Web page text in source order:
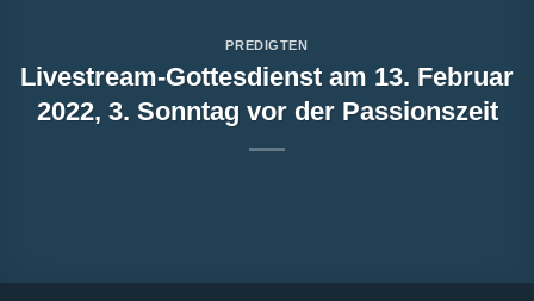
PREDIGTEN
Livestream-Gottesdienst am 13. Februar
2022, 3. Sonntag vor der Passionszeit